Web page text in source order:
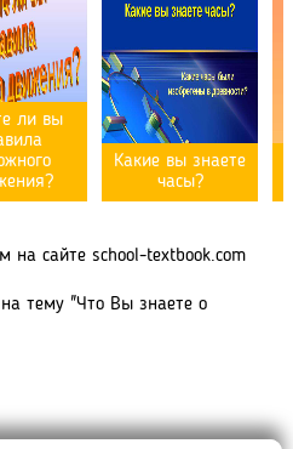
ли вы
Какие вы знаете
часы?
на сайте school-textbook.com
тему "Что Вы знаете о